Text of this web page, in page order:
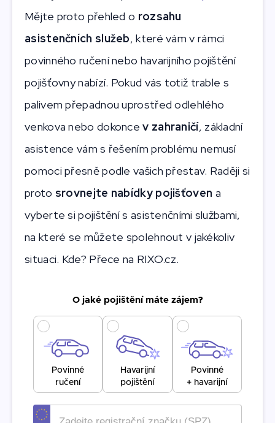
Mějte proto přehled o rozsahu
asistenčních služeb, které vám v rámci
povinného ručení nebo havarijního pojištění
pojišťovny nabízí. Pokud vás totiž trable s
palivem přepadnou uprostřed odlehlého
venkova nebo dokoncev zahraničí, základní
asistence vám s řešením problému nemusí
pomoci přesně podle vašich přestav. Raději si
proto srovnejte nabídky pojišťoven a
vyberte si pojištění s asistenčními službami,
na které se můžete spolehnout v jakékoliv
situaci. Kde? Přece na RIXO.cz.